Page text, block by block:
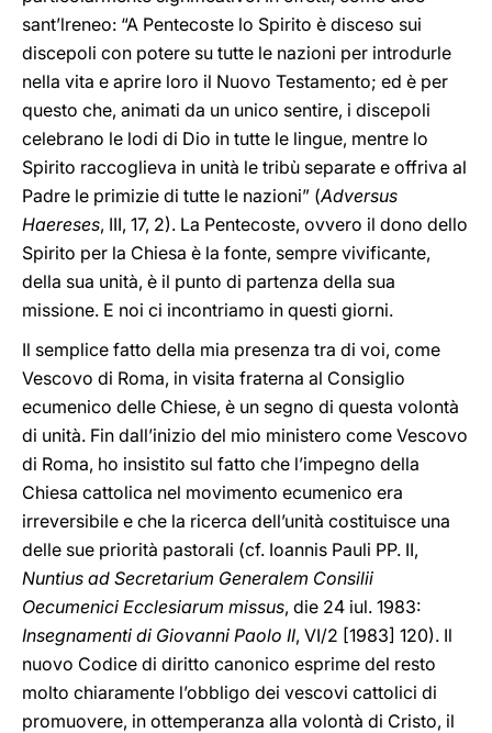
sant’lreneo: “A Pentecoste lo Spirito è disceso sui
discepoli con potere su tutte le nazioni per introdurle
nella vita e aprire loro il Nuovo Testamento; ed è per
questo che, animati da un unico sentire, i discepoli
celebrano le lodi di Dio in tutte le lingue, mentre lo
Spirito raccoglieva in unità le tribù separate e offriva al
Padre le primizie di tutte le nazioni” (Adversus
Haereses, III, 17, 2). La Pentecoste, ovvero il dono dello
Spirito per la Chiesa è la fonte, sempre vivificante,
della sua unità, è il punto di partenza della sua
missione. E noi ci incontriamo in questi giorni.
Il semplice fatto della mia presenza tra di voi, come
Vescovo di Roma, in visita fraterna al Consiglio
ecumenico delle Chiese, è un segno di questa volontà
di unità. Fin dall’inizio del mio ministero come Vescovo
di Roma, ho insistito sul fatto che l’impegno della
Chiesa cattolica nel movimento ecumenico era
irreversibile e che la ricerca dell’unità costituisce una
delle sue priorità pastorali (cf. Ioannis Pauli PP. II,
Nuntius ad Secretarium Generalem Consilii
Oecumenici Ecclesiarum missus, die 24 iul. 1983:
Insegnamenti di Giovanni Paolo II, VI/2 [1983] 120). Il
nuovo Codice di diritto canonico esprime del resto
molto chiaramente l’obbligo dei vescovi cattolici di
promuovere, in ottemperanza alla volontà di Cristo, il